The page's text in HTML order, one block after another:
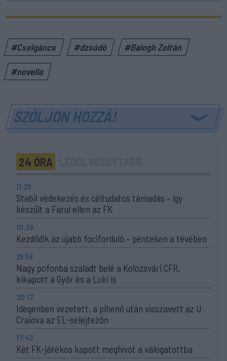
#Cselgáncs #dzsúdó #Balogh Zoltán
#novella
SZÓLJON HOZZÁ!
24 ÓRA
11:29
Stabil védekezés és céltudatos támadás – így
készült a Farul ellen az FK
10:36
Kezdődik az újabb fociforduló – pénteken a tévében
21:58
Nagy pofonba szaladt belé a Kolozsvári CFR,
kikapott a Győr és a Loki is
20:17
Idegenben vezetett, a pihenő után visszavett az U
Craiova az EL-selejtezőn
17:43
Két FK-játékos kapott meghívót a válogatottba